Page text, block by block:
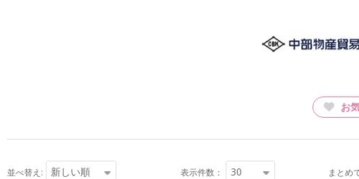
お
並べ替え: 新しい順 表示件数： 30 まとめ